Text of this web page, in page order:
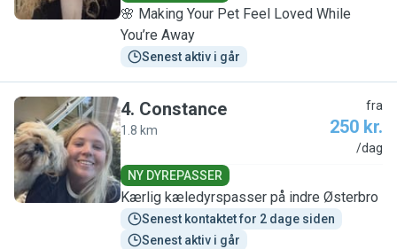
🌸 Making Your Pet Feel Loved While
You’re Away
Senest aktiv i går
C
4. Constance
1.8 km
fra
250 kr.
/dag
NY DYREPASSER
Kærlig kæledyrspasser på indre Østerbro
Senest kontaktet for 2 dage siden
Senest aktiv i går